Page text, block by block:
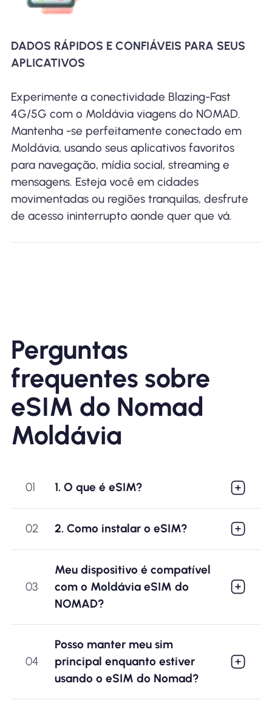
DADOS RÁPIDOS E CONFIÁVEIS ​​PARA SEUS
APLICATIVOS
Experimente a conectividade Blazing-Fast
4G/5G com o Moldávia viagens do NOMAD.
Mantenha -se perfeitamente conectado em
Moldávia, usando seus aplicativos favoritos
para navegação, mídia social, streaming e
mensagens. Esteja você em cidades
movimentadas ou regiões tranquilas, desfrute
de acesso ininterrupto aonde quer que vá.
Perguntas
frequentes sobre
eSIM do Nomad
Moldávia
01 1. O que é eSIM?
02 2. Como instalar o eSIM?
03
Meu dispositivo é compatível
com o Moldávia eSIM do
NOMAD?
04
Posso manter meu sim
principal enquanto estiver
usando o eSIM do Nomad?